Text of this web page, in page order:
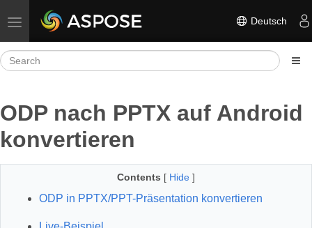
Toggle navigation Deutsch
ODP nach PPTX auf Android
konvertieren
Contents [ Hide ]
ODP in PPTX/PPT-Präsentation konvertieren